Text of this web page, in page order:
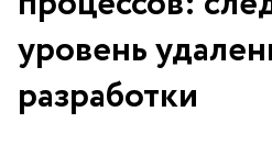
уровень
разработки